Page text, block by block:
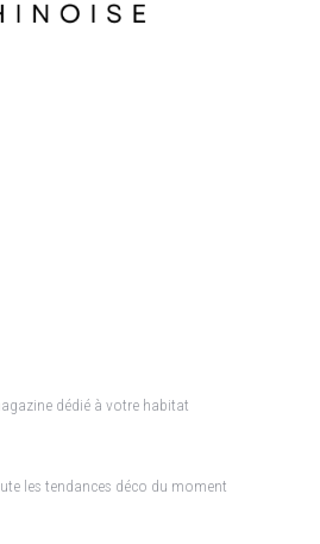
dédié à votre habitat
les tendances déco du moment